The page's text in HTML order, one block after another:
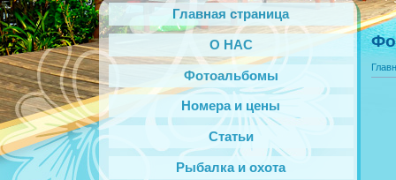
Главная страница
О НАС
Фотоальбомы
Номера и цены
Статьи
Рыбалка и охота